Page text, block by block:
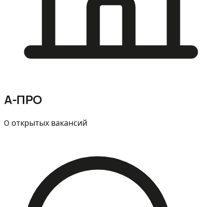
А-ПРО
0 открытых вакансий